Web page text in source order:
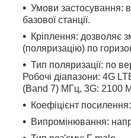
Умови застосування:
базової станції.
Кріплення: дозволяє
(поляризацію) по
Тип поляризації: по
Робочі діапазони: 4G
(Band 7) МГц, 3G: 2100
Коефіцієнт
Випромінювання: